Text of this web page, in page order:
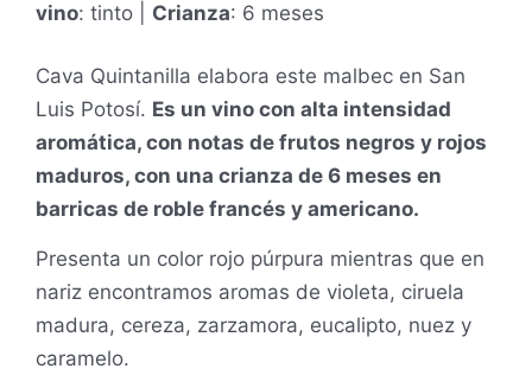
vino: tinto | Crianza: 6 meses
Cava Quintanilla elabora este malbec en San
Luis Potosí. Es un vino con alta intensidad
aromática, con notas de frutos negros y rojos
maduros, con una crianza de 6 meses en
barricas de roble francés y americano.
Presenta un color rojo púrpura mientras que en
nariz encontramos aromas de violeta, ciruela
madura, cereza, zarzamora, eucalipto, nuez y
caramelo.